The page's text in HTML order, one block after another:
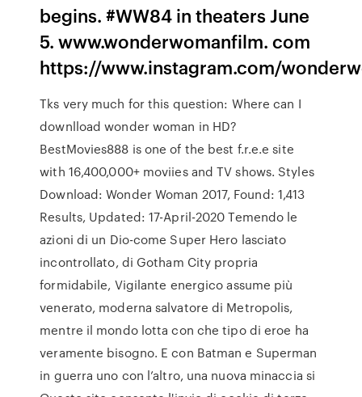
begins. #WW84 in theaters June
5. www.wonderwomanfilm. com
https://www.instagram.com/
Tks very much for this question: Where can I
downlload wonder woman in HD?
BestMovies888 is one of the best f.r.e.e site
with 16,400,000+ moviies and TV shows. Styles
Download: Wonder Woman 2017, Found: 1,413
Results, Updated: 17-April-2020 Temendo le
azioni di un Dio-come Super Hero lasciato
incontrollato, di Gotham City propria
formidabile, Vigilante energico assume più
venerato, moderna salvatore di Metropolis,
mentre il mondo lotta con che tipo di eroe ha
veramente bisogno. E con Batman e Superman
in guerra uno con l’altro, una nuova minaccia si